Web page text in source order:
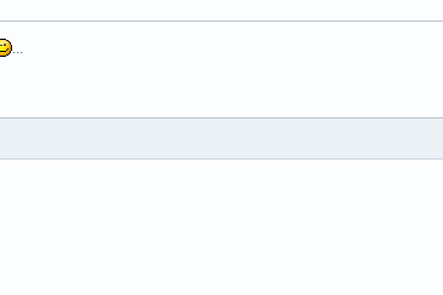
...